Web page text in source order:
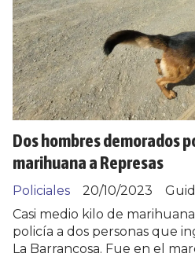
Dos hombres demorados
marihuana a Represas
Policiales
20/10/2023
Casi medio kilo de
policía a dos personas que
La Barrancosa. Fue en el